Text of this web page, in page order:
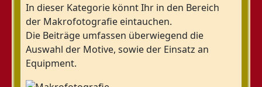
In dieser Kategorie könnt Ihr in den Bereich
der Makrofotografie eintauchen.
Die Beiträge umfassen überwiegend die
Auswahl der Motive, sowie der Einsatz an
Equipment.